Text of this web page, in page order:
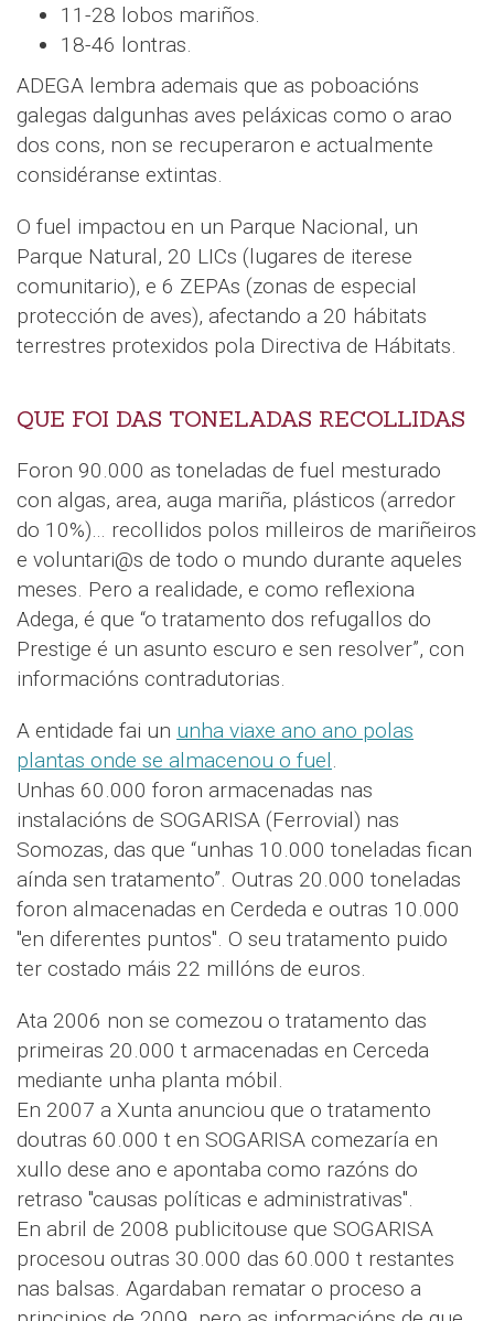
11-28 lobos mariños.
18-46 lontras.
ADEGA lembra ademais que as poboacións
galegas dalgunhas aves peláxicas como o arao
dos cons, non se recuperaron e actualmente
considéranse extintas.
O fuel impactou en un Parque Nacional, un
Parque Natural, 20 LICs (lugares de iterese
comunitario), e 6 ZEPAs (zonas de especial
protección de aves), afectando a 20 hábitats
terrestres protexidos pola Directiva de Hábitats.
QUE FOI DAS TONELADAS RECOLLIDAS
Foron 90.000 as toneladas de fuel mesturado
con algas, area, auga mariña, plásticos (arredor
do 10%)… recollidos polos milleiros de mariñeiros
e voluntari@s de todo o mundo durante aqueles
meses. Pero a realidade, e como reflexiona
Adega, é que “o tratamento dos refugallos do
Prestige é un asunto escuro e sen resolver”, con
informacións contradutorias.
A entidade fai un unha viaxe ano ano polas
plantas onde se almacenou o fuel.
Unhas 60.000 foron armacenadas nas
instalacións de SOGARISA (Ferrovial) nas
Somozas, das que “unhas 10.000 toneladas fican
aínda sen tratamento”. Outras 20.000 toneladas
foron almacenadas en Cerdeda e outras 10.000
"en diferentes puntos". O seu tratamento puido
ter costado máis 22 millóns de euros.
Ata 2006 non se comezou o tratamento das
primeiras 20.000 t armacenadas en Cerceda
mediante unha planta móbil.
En 2007 a Xunta anunciou que o tratamento
doutras 60.000 t en SOGARISA comezaría en
xullo dese ano e apontaba como razóns do
retraso "causas políticas e administrativas".
En abril de 2008 publicitouse que SOGARISA
procesou outras 30.000 das 60.000 t restantes
nas balsas. Agardaban rematar o proceso a